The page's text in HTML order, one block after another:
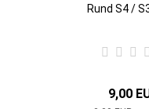
Rund S4 /
9,00